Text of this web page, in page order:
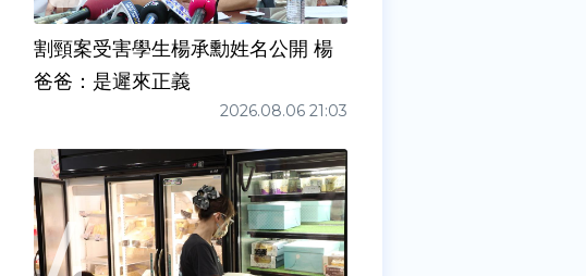
割頸案受害學生楊承勳姓名公開 楊
爸爸：是遲來正義
2026.08.06 21:03